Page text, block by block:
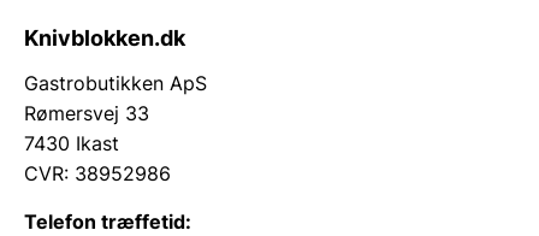
Knivblokken.dk
Gastrobutikken ApS
Rømersvej 33
7430 Ikast
CVR: 38952986
Telefon træffetid: